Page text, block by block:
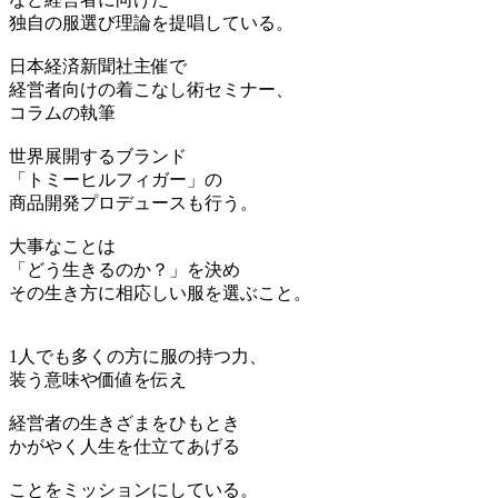
独自の服選び理論を提唱している。
日本経済新聞社主催で
経営者向けの着こなし術セミナー、
コラムの執筆
世界展開するブランド
「トミーヒルフィガー」の
商品開発プロデュースも行う。
大事なことは
「どう生きるのか？」を決め
その生き方に相応しい服を選ぶこと。
1人でも多くの方に服の持つ力、
装う意味や価値を伝え
経営者の生きざまをひもとき
かがやく人生を仕立てあげる
ことをミッションにしている。